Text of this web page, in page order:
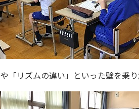
「リズムの違い」といった壁を乗